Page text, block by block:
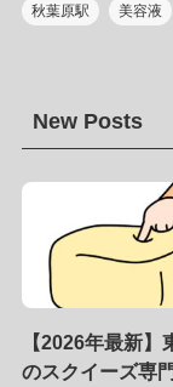
秋葉原駅 美容液
New Posts
【2026年最新】
のスクイーズ専